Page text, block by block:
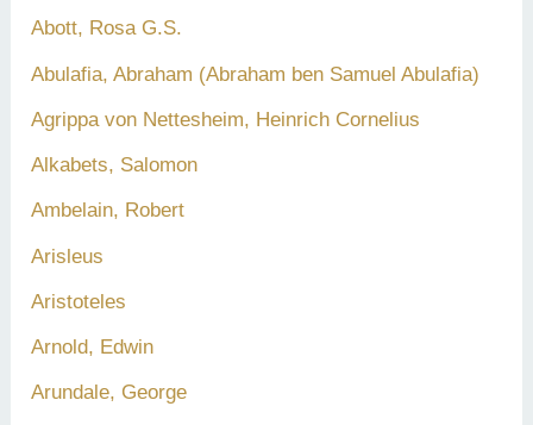
Abott, Rosa G.S.
Abulafia, Abraham (Abraham ben Samuel Abulafia)
Agrippa von Nettesheim, Heinrich Cornelius
Alkabets, Salomon
Ambelain, Robert
Arisleus
Aristoteles
Arnold, Edwin
Arundale, George